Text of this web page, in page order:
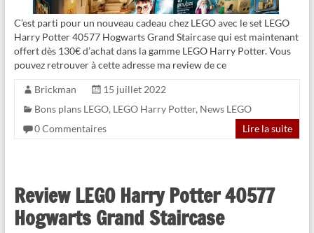
C’est parti pour un nouveau cadeau chez LEGO avec le set LEGO
Harry Potter 40577 Hogwarts Grand Staircase qui est maintenant
offert dès 130€ d’achat dans la gamme LEGO Harry Potter. Vous
pouvez retrouver à cette adresse ma review de ce
Brickman
15 juillet 2022
Bons plans LEGO, LEGO Harry Potter, News LEGO
0 Commentaires
Lire la suite
Review LEGO Harry Potter 40577
Hogwarts Grand Staircase